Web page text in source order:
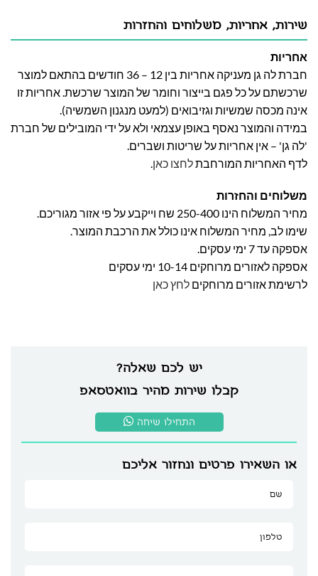
יש לכם שאלה?
קבלו שירות מהיר בוואטסאפ
התחילו שיחה
או השאירו פרטים ונחזור אליכם
שירות, אחריות, משלוחים והחזרות
אחריות
חברת לה גן מעניקה אחריות בין 12 – 36 חודשים בהתאם למוצר
שרכשתם על כל פגם בייצור וחומר של המוצר שרכשת. אחריות זו
אינה מכסה שמשיות וגזיבואים (למעט מנגנון השמשיה).
במידה והמוצר נאסף באופן עצמאי ולא על ידי המובילים של חברת
'לה גן' – אין אחריות על שריטות ושברים.
לדף האחריות המורחבתלחצו כאן.
משלוחים והחזרות
מחיר המשלוח הינו 250-400 שח וייקבע על פי אזור מגוריכם.
שימו לב, מחיר המשלוח אינו כולל את הרכבת המוצר.
אספקה עד 7 ימי עסקים.
אספקה לאזורים מרוחקים 10-14 ימי עסקים
לרשימת אזורים מרוחקים לחץ כאן